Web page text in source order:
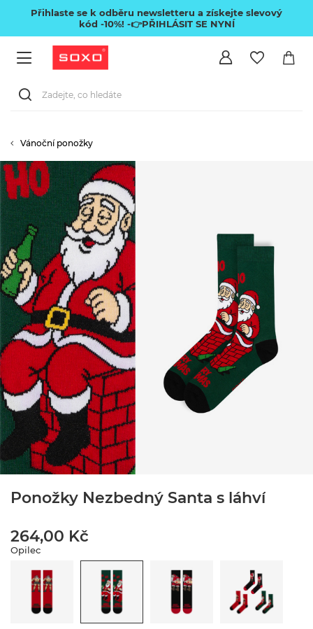
Přihlaste se k odběru newsletteru a získejte slevový
kód -10%! -👉PŘIHLÁSIT SE NYNÍ
Vánoční ponožky
Ponožky Nezbedný Santa s láhví
264,00 Kč
Opilec